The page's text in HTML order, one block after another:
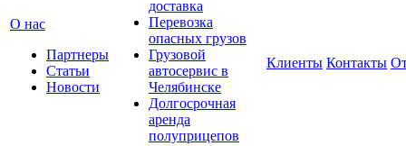
О нас
Партнеры
Статьи
Новости
доставка
Перевозка
опасных грузов
Грузовой
автосервис в
Челябинске
Долгосрочная
аренда
полуприцепов
Клиенты Контакты